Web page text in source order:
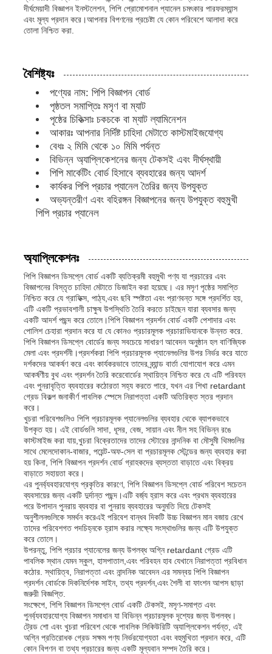
কারখানা ভ্রমণ
মান নিয়ন্ত্রণ
আমাদের সাথে যোগাযোগ করুন
সব ক্ষেত্রেই
পিপি প্লাস্টিকের বোর্ড
পিপি বিজ্ঞাপন বোর্ড
প্লাস্টিক পিপি শীট
পিপিএস বোর্ড
অগ্নি প্রতিরোধী পলিপ্রোপিলিন শীট
পিপি হলো কনস্ট্রাকশন বোর্ড
পিপি ওয়াল শীট
পলিপ্রোপিলিন শীট
পিপি পাইপ
পলিপ্রোপিলিন পাইপ ফিটিং
দীর্ঘমেয়াদী বিজ্ঞাপন ইনস্টলেশন, পিপি প্রোমোশনাল প্যানেল চমৎকার পারফরম্যান্স
এবং মূল্য প্রদান করে।আপনার বিপণনের প্রচেষ্টা যে কোন পরিবেশে আলাদা করে
তোলা নিশ্চিত করা.
বৈশিষ্ট্যঃ
পণ্যের নাম: পিপি বিজ্ঞাপন বোর্ড
পৃষ্ঠতল সমাপ্তিঃ মসৃণ বা ম্যাট
পৃষ্ঠের চিকিত্সাঃ চকচকে বা ম্যাট ল্যামিনেশন
আকারঃ আপনার নির্দিষ্ট চাহিদা মেটাতে কাস্টমাইজযোগ্য
বেধঃ ২ মিমি থেকে ১০ মিমি পর্যন্ত
বিভিন্ন অ্যাপ্লিকেশনের জন্য টেকসই এবং দীর্ঘস্থায়ী
পিপি মার্কেটিং বোর্ড হিসাবে ব্যবহারের জন্য আদর্শ
কার্যকর পিপি প্রচার প্যানেল তৈরির জন্য উপযুক্ত
অভ্যন্তরীণ এবং বহিরঙ্গন বিজ্ঞাপনের জন্য উপযুক্ত বহুমুখী
পিপি প্রচার প্যানেল
অ্যাপ্লিকেশনঃ
পিপি বিজ্ঞাপন ডিসপ্লে বোর্ড একটি ব্যতিক্রমী বহুমুখী পণ্য যা প্রচারের এবং
বিজ্ঞাপনের বিস্তৃত চাহিদা মেটাতে ডিজাইন করা হয়েছে। এর মসৃণ পৃষ্ঠের সমাপ্তি
নিশ্চিত করে যে গ্রাফিক্স, পাঠ্য,এবং ছবি স্পষ্টতা এবং প্রাণবন্ত সঙ্গে প্রদর্শিত হয়,
এটি একটি প্রভাবশালী চাক্ষুষ উপস্থিতি তৈরি করতে চাইছেন যারা ব্যবসার জন্য
একটি আদর্শ পছন্দ করে তোলে।পিপি বিজ্ঞাপন প্রদর্শন বোর্ড একটি পেশাদার এবং
পোলিশ চেহারা প্রদান করে যা যে কোনও প্রচারমূলক প্রচারাভিযানকে উন্নত করে.
পিপি বিজ্ঞাপন ডিসপ্লে বোর্ডের জন্য সবচেয়ে সাধারণ আবেদন অনুষ্ঠান হল বাণিজ্যিক
মেলা এবং প্রদর্শনী।প্রদর্শকরা পিপি প্রচারমূলক প্যানেলগুলির উপর নির্ভর করে যাতে
দর্শকদের আকর্ষণ করে এবং কার্যকরভাবে তাদের ব্র্যান্ড বার্তা যোগাযোগ করে এমন
আকর্ষণীয় বুথ এবং প্রদর্শন তৈরি করেবোর্ডের স্থায়িত্ব নিশ্চিত করে যে এটি পরিবহন
এবং পুনরাবৃত্তি ব্যবহারের কঠোরতা সহ্য করতে পারে, যখন এর শিখা retardant
গ্রেড বিকল্প জনাকীর্ণ পাবলিক স্পেসে নিরাপত্তা একটি অতিরিক্ত স্তর প্রদান
করে।
খুচরা পরিবেশগুলিও পিপি প্রচারমূলক প্যানেলগুলির ব্যবহার থেকে ব্যাপকভাবে
উপকৃত হয়। এই বোর্ডগুলি সাদা, ধূসর, বেজ, সায়ান এবং নীল সহ বিভিন্ন রঙে
কাস্টমাইজ করা যায়,খুচরা বিক্রেতাদের তাদের স্টোরের নান্দনিক বা মৌসুমী থিমগুলির
সাথে মেলেদোকান-বাজার, পয়েন্ট-অফ-সেল বা প্রচারমূলক স্টেন্ডের জন্য ব্যবহার করা
হয় কিনা, পিপি বিজ্ঞাপন প্রদর্শন বোর্ড গ্রাহকদের ব্যস্ততা বাড়াতে এবং বিক্রয়
বাড়াতে সহায়তা করে।
এর পুনর্ব্যবহারযোগ্য প্রকৃতির কারণে, পিপি বিজ্ঞাপন ডিসপ্লে বোর্ড পরিবেশ সচেতন
ব্যবসায়ের জন্য একটি দুর্দান্ত পছন্দ।এটি বর্জ্য হ্রাস করে এবং প্রথম ব্যবহারের
পরে উপাদান পুনরায় ব্যবহার বা পুনরায় ব্যবহারের অনুমতি দিয়ে টেকসই
অনুশীলনগুলিকে সমর্থন করেএই পরিবেশ বান্ধব দিকটি উচ্চ বিজ্ঞাপন মান বজায় রেখে
তাদের পরিবেশগত পদচিহ্নকে হ্রাস করার লক্ষ্যে সংস্থাগুলির জন্য এটি উপযুক্ত
করে তোলে।
উপরন্তু, পিপি প্রচার প্যানেলের জন্য উপলব্ধ অগ্নি retardant গ্রেড এটি
পাবলিক স্থান যেমন স্কুল, হাসপাতাল,এবং পরিবহন হাব যেখানে নিরাপত্তা প্রবিধান
কঠোর. স্থায়িত্ব, নিরাপত্তা এবং নান্দনিক আবেদন এর সমন্বয় পিপি বিজ্ঞাপন
প্রদর্শন বোর্ডকে দিকনির্দেশক সাইন, তথ্য প্রদর্শন,এবং শৈলী বা ফাংশন আপস ছাড়া
জরুরী বিজ্ঞপ্তি.
সংক্ষেপে, পিপি বিজ্ঞাপন ডিসপ্লে বোর্ড একটি টেকসই, মসৃণ-সমাপ্ত এবং
পুনর্ব্যবহারযোগ্য বিজ্ঞাপন সমাধান যা বিভিন্ন প্রচারমূলক দৃশ্যের জন্য উপলব্ধ।
ট্রেড শো এবং খুচরা পরিবেশ থেকে পাবলিক সিকিউরিটি অ্যাপ্লিকেশন পর্যন্ত, এই
অগ্নি প্রতিরোধক গ্রেড সক্ষম পণ্য নির্ভরযোগ্যতা এবং বহুমুখিতা প্রদান করে, এটি
কোন বিপণন বা তথ্য প্রচারের জন্য একটি মূল্যবান সম্পদ তৈরি করে।